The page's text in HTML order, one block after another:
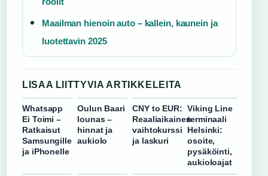
Maailman hienoin auto – kallein, kaunein ja
luotettavin 2025
LISAA LIITTYVIA ARTIKKELEITA
Whatsapp
Ei Toimi –
Ratkaisut
Samsungille
ja iPhonelle
Oulun Baari
lounas –
hinnat ja
aukiolo
CNY to EUR:
Reaaliaikainen
vaihtokurssi
ja laskuri
Viking Line
terminaali
Helsinki:
osoite,
pysäköinti,
aukioloajat